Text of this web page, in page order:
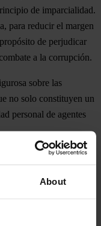
About
de imparcialidad.
para reducir el margen
de perjudicar
a la corrupción.
sobre las
no solo constituyen un
personal de agentes
haya sido sustraída de